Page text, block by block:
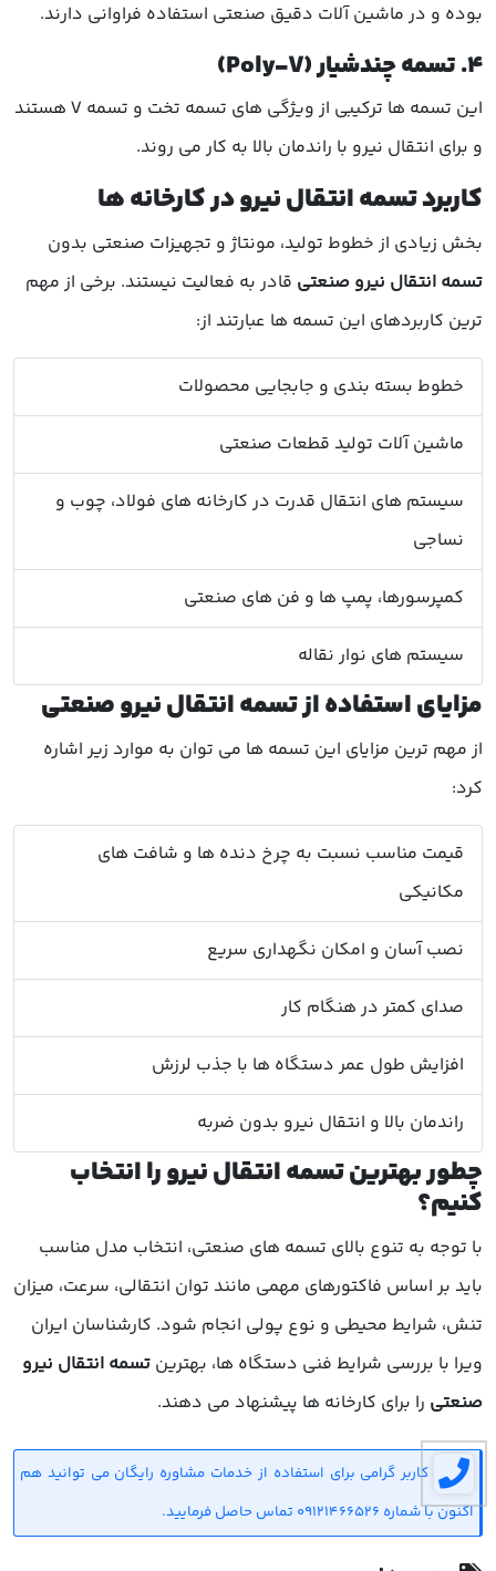
بوده و در ماشین آلات دقیق صنعتی استفاده فراوانی دارند.
4. تسمه چندشیار (Poly-V)
این تسمه ها ترکیبی از ویژگی های تسمه تخت و تسمه V هستند
و برای انتقال نیرو با راندمان بالا به کار می روند.
کاربرد تسمه انتقال نیرو در کارخانه ها
بخش زیادی از خطوط تولید، مونتاژ و تجهیزات صنعتی بدون
تسمه انتقال نیرو صنعتی قادر به فعالیت نیستند. برخی از مهم
ترین کاربردهای این تسمه ها عبارتند از:
خطوط بسته بندی و جابجایی محصولات
ماشین آلات تولید قطعات صنعتی
سیستم های انتقال قدرت در کارخانه های فولاد، چوب و
نساجی
کمپرسورها، پمپ ها و فن های صنعتی
سیستم های نوار نقاله
مزایای استفاده از تسمه انتقال نیرو صنعتی
از مهم ترین مزایای این تسمه ها می توان به موارد زیر اشاره
کرد:
قیمت مناسب نسبت به چرخ دنده ها و شافت های
مکانیکی
نصب آسان و امکان نگهداری سریع
صدای کمتر در هنگام کار
افزایش طول عمر دستگاه ها با جذب لرزش
راندمان بالا و انتقال نیرو بدون ضربه
چطور بهترین تسمه انتقال نیرو را انتخاب
کنیم؟
با توجه به تنوع بالای تسمه های صنعتی، انتخاب مدل مناسب
باید بر اساس فاکتورهای مهمی مانند توان انتقالی، سرعت، میزان
تنش، شرایط محیطی و نوع پولی انجام شود. کارشناسان ایران
ویرا با بررسی شرایط فنی دستگاه ها، بهترین تسمه انتقال نیرو
صنعتی را برای کارخانه ها پیشنهاد می دهند.
کاربر گرامی برای استفاده از خدمات مشاوره رایگان می توانید هم
اکنون با شماره 09121466526 تماس حاصل فرمایید.